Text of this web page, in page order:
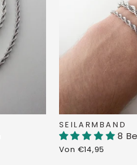
SEILARMBAND
8
Von €14,95